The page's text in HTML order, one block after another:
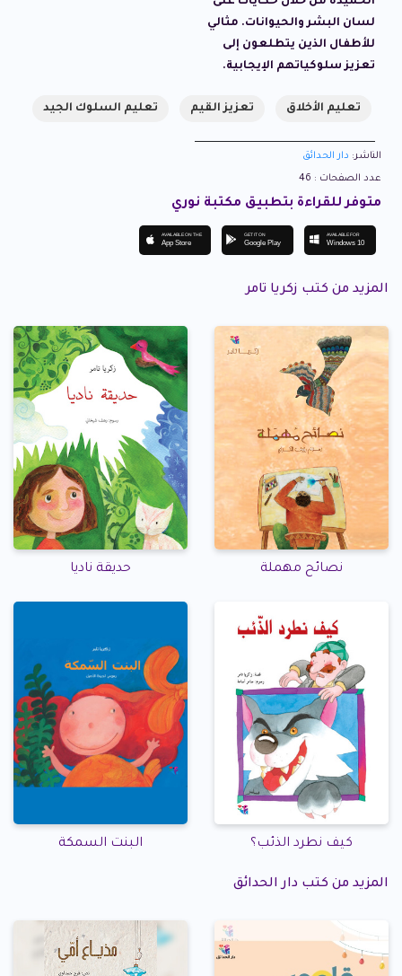
لسان البشر والحيوانات. مثالي
للأطفال الذين يتطلعون إلى
تعزيز سلوكياتهم الإيجابية.
تعليم الأخلاق تعزيز القيم تعليم السلوك الجيد
الناشر: دار الحدائق
عدد الصفحات : 46
متوفر للقراءة بتطبيق مكتبة نوري
AVAILABLE ON THE
App Store
GET IT ON
Google Play
AVAILABLE FOR
Windows 10
المزيد من كتب زكريا تامر
نصائح مهملة حديقة ناديا
كيف نطرد الذئب؟ البنت السمكة
المزيد من كتب دار الحدائق